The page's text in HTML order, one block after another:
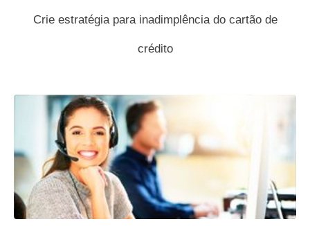
Crie estratégia para inadimplência do cartão de
crédito